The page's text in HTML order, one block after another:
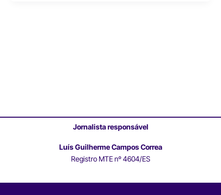
Jornalista responsável
Luís Guilherme Campos Correa
Registro MTE nº 4604/ES